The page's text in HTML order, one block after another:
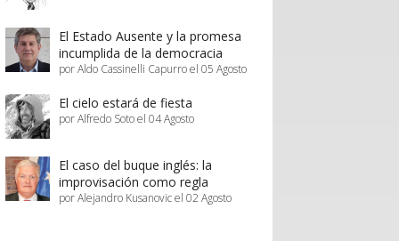
El Estado Ausente y la promesa
incumplida de la democracia
por Aldo Cassinelli Capurro el 05 Agosto
El cielo estará de fiesta
por Alfredo Soto el 04 Agosto
El caso del buque inglés: la
improvisación como regla
por Alejandro Kusanovic el 02 Agosto